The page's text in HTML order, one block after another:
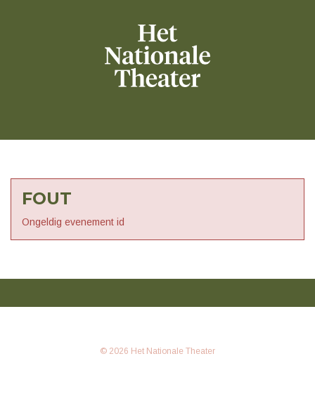
FOUT
Ongeldig evenement id
© 2026 Het Nationale Theater